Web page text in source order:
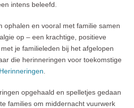
intens beleefd.
ophalen en vooral met familie samen
op – een krachtige, positieve
je familieleden bij het afgelopen
die herinneringen voor toekomstige
opgehaald en spelletjes gedaan
families om middernacht vuurwerk